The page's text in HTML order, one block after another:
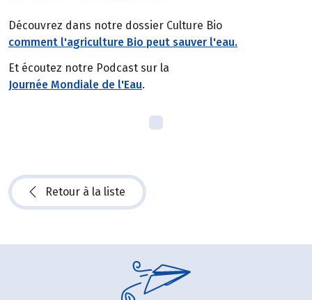
Découvrez dans notre dossier Culture Bio
comment l'agriculture Bio peut sauver l'eau.
Et écoutez notre Podcast sur la
Journée Mondiale de l'Eau.
Retour à la liste